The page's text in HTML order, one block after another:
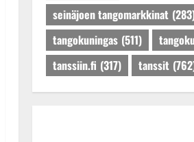
seinäjoen tangomarkkinat
tangokuningas (511)
tanssiin.fi (317) tanssit